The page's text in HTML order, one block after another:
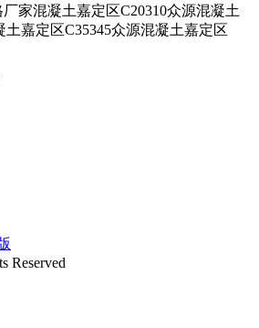
家混凝土嘉定区C20310众源混凝土
土嘉定区C35345众源混凝土嘉定区
Reserved